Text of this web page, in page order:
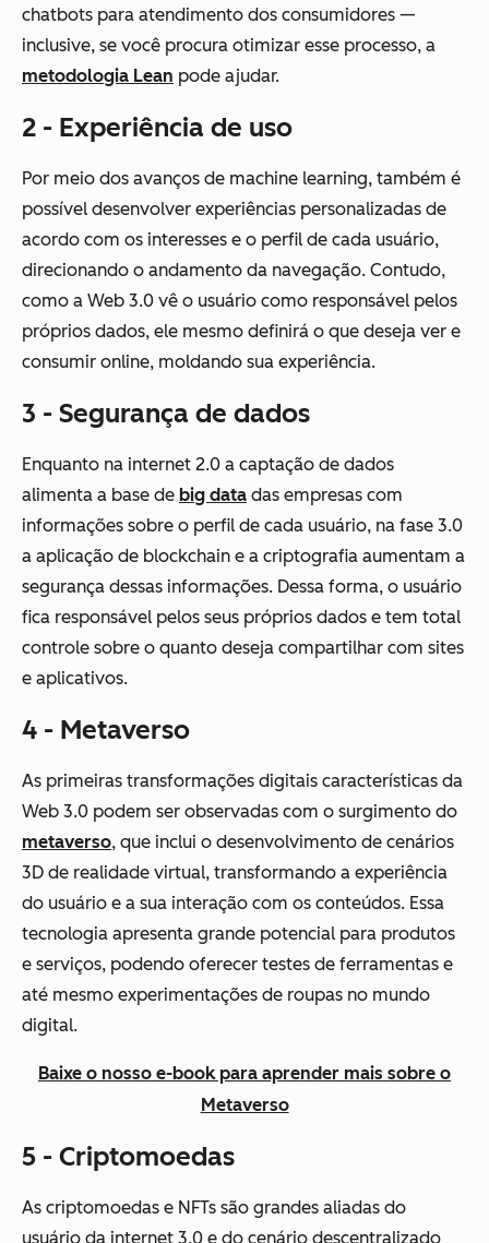
chatbots para atendimento dos consumidores —
inclusive, se você procura otimizar esse processo, a
metodologia Lean pode ajudar.
2 - Experiência de uso
Por meio dos avanços de machine learning, também é
possível desenvolver experiências personalizadas de
acordo com os interesses e o perfil de cada usuário,
direcionando o andamento da navegação. Contudo,
como a Web 3.0 vê o usuário como responsável pelos
próprios dados, ele mesmo definirá o que deseja ver e
consumir online, moldando sua experiência.
3 - Segurança de dados
Enquanto na internet 2.0 a captação de dados
alimenta a base de big data das empresas com
informações sobre o perfil de cada usuário, na fase 3.0
a aplicação de blockchain e a criptografia aumentam a
segurança dessas informações. Dessa forma, o usuário
fica responsável pelos seus próprios dados e tem total
controle sobre o quanto deseja compartilhar com sites
e aplicativos.
4 - Metaverso
As primeiras transformações digitais características da
Web 3.0 podem ser observadas com o surgimento do
metaverso, que inclui o desenvolvimento de cenários
3D de realidade virtual, transformando a experiência
do usuário e a sua interação com os conteúdos. Essa
tecnologia apresenta grande potencial para produtos
e serviços, podendo oferecer testes de ferramentas e
até mesmo experimentações de roupas no mundo
digital.
Baixe o nosso e-book para aprender mais sobre o
Metaverso
5 - Criptomoedas
As criptomoedas e NFTs são grandes aliadas do
usuário da internet 3.0 e do cenário descentralizado